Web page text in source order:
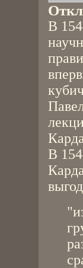
В
В